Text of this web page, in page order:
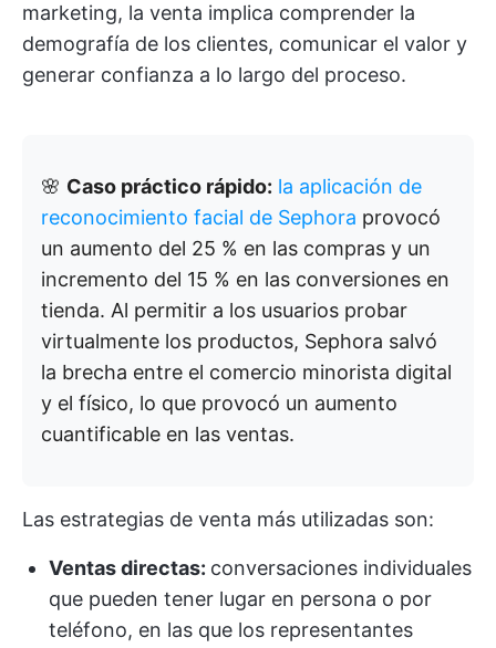
marketing, la venta implica comprender la
demografía de los clientes, comunicar el valor y
generar confianza a lo largo del proceso.
🌸 Caso práctico rápido: la aplicación de
reconocimiento facial de Sephora provocó
un aumento del 25 % en las compras y un
incremento del 15 % en las conversiones en
tienda. Al permitir a los usuarios probar
virtualmente los productos, Sephora salvó
la brecha entre el comercio minorista digital
y el físico, lo que provocó un aumento
cuantificable en las ventas.
Las estrategias de venta más utilizadas son:
Ventas directas: conversaciones individuales
que pueden tener lugar en persona o por
teléfono, en las que los representantes